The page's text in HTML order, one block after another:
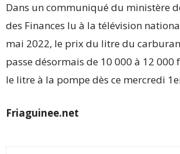
Dans un communiqué du ministère
des Finances lu à la télévision
mai 2022, le prix du litre du
passe désormais de 10 000 à 12 000
le litre à la pompe dès ce mercredi
Friaguinee.net